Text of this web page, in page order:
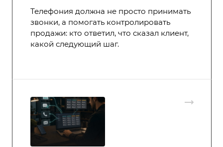
Телефония должна не просто принимать
звонки, а помогать контролировать
продажи: кто ответил, что сказал клиент,
какой следующий шаг.